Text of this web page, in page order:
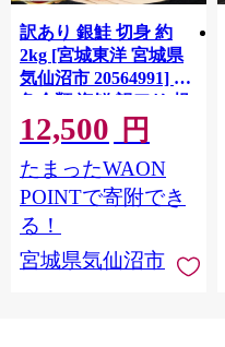
訳あり 銀鮭 切身 約
2kg [宮城東洋 宮城県
気仙沼市 20564991] 鮭
魚介類 海鮮 訳アリ 規
格外 不揃い さけ サケ
鮭切身 シャケ 切り身
冷凍 家庭用 おかず 弁
当 支援 サーモン 銀鮭
切り身 魚 わけあり
12,500 円
たまったWAON
POINTで寄附でき
る！
宮城県気仙沼市